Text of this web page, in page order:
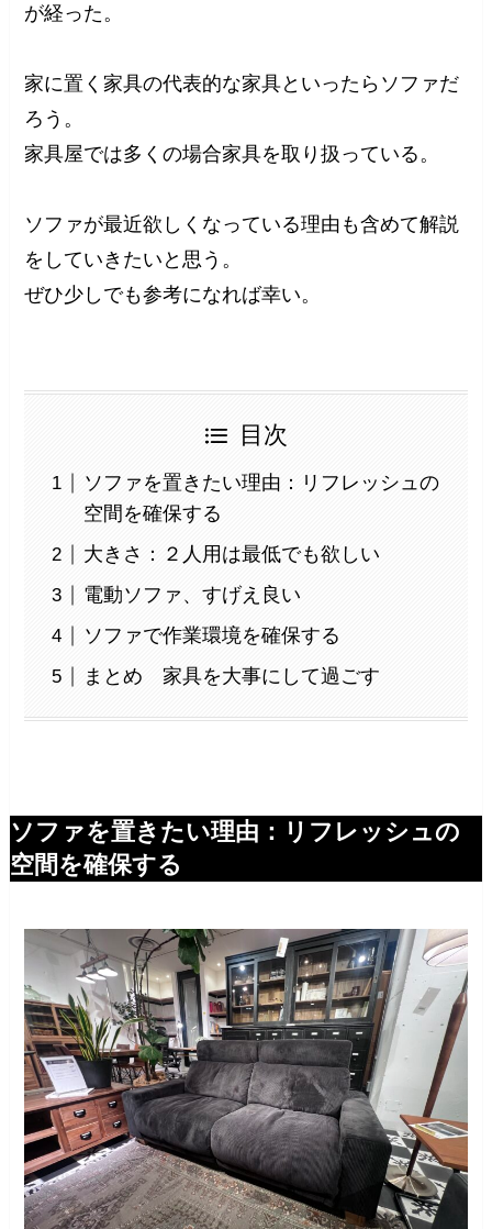
が経った。
家に置く家具の代表的な家具といったらソファだ
ろう。
家具屋では多くの場合家具を取り扱っている。
ソファが最近欲しくなっている理由も含めて解説
をしていきたいと思う。
ぜひ少しでも参考になれば幸い。
目次
ソファを置きたい理由：リフレッシュの
空間を確保する
大きさ：２人用は最低でも欲しい
電動ソファ、すげえ良い
ソファで作業環境を確保する
まとめ 家具を大事にして過ごす
ソファを置きたい理由：リフレッシュの
空間を確保する